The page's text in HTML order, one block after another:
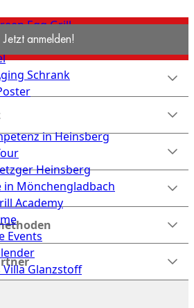
Egg Grill
Schrank
in Heinsberg
Heinsberg
Mönchengladbach
Academy
Events
Villa Glanzstoff
Jetzt anmelden!